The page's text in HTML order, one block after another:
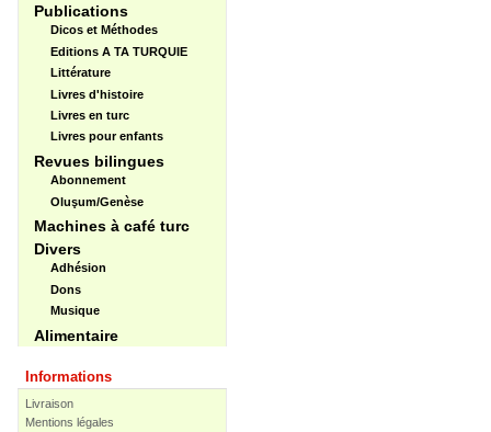
Publications
Dicos et Méthodes
Editions A TA TURQUIE
Littérature
Livres d'histoire
Livres en turc
Livres pour enfants
Revues bilingues
Abonnement
Oluşum/Genèse
Machines à café turc
Divers
Adhésion
Dons
Musique
Alimentaire
Informations
Livraison
Mentions légales